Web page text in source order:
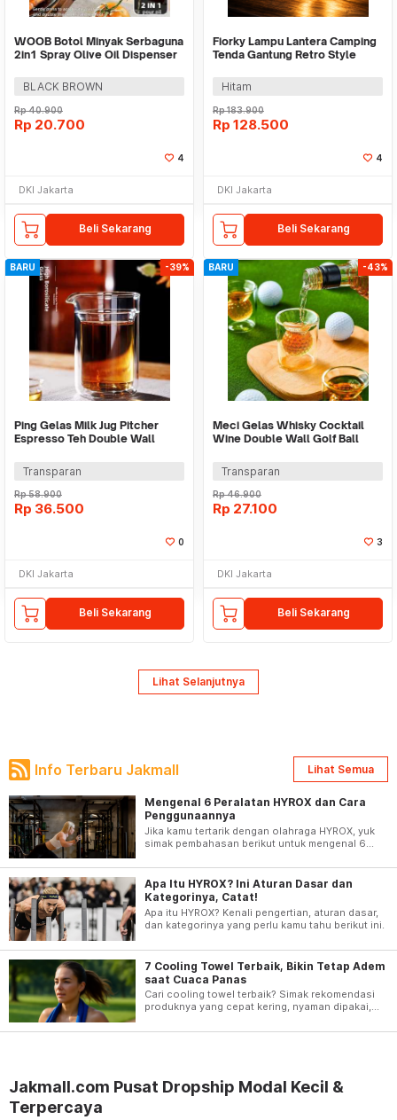
WOOB Botol Minyak Serbaguna
2in1 Spray Olive Oil Dispenser
BLACK BROWN
Rp40.900
Rp 20.700
4
DKI Jakarta
Beli Sekarang
Fiorky Lampu Lantera Camping
Tenda Gantung Retro Style
Hitam
Rp183.900
Rp 128.500
4
DKI Jakarta
Beli Sekarang
BARU -39%
Ping Gelas Milk Jug Pitcher
Espresso Teh Double Wall
Transparan
Rp58.900
Rp 36.500
0
DKI Jakarta
Beli Sekarang
BARU -43%
Meci Gelas Whisky Cocktail
Wine Double Wall Golf Ball
Transparan
Rp46.900
Rp 27.100
3
DKI Jakarta
Beli Sekarang
Lihat Selanjutnya
Info Terbaru Jakmall Lihat Semua
Mengenal 6 Peralatan HYROX dan Cara
Penggunaannya
Jika kamu tertarik dengan olahraga HYROX, yuk
simak pembahasan berikut untuk mengenal 6
Apa Itu HYROX? Ini Aturan Dasar dan
Kategorinya, Catat!
Apa itu HYROX? Kenali pengertian, aturan dasar,
dan kategorinya yang perlu kamu tahu berikut ini.
7 Cooling Towel Terbaik, Bikin Tetap Adem
saat Cuaca Panas
Cari cooling towel terbaik? Simak rekomendasi
produknya yang cepat kering, nyaman dipakai,
berikut ini.
Jakmall.com Pusat Dropship Modal Kecil &
Terpercaya